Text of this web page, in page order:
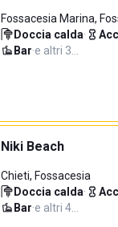
Fossacesia Marina,
Doccia calda·
Bar·e altri 3…
Niki Beach
Chieti, Fossacesia
Doccia calda·
Bar·e altri 4…